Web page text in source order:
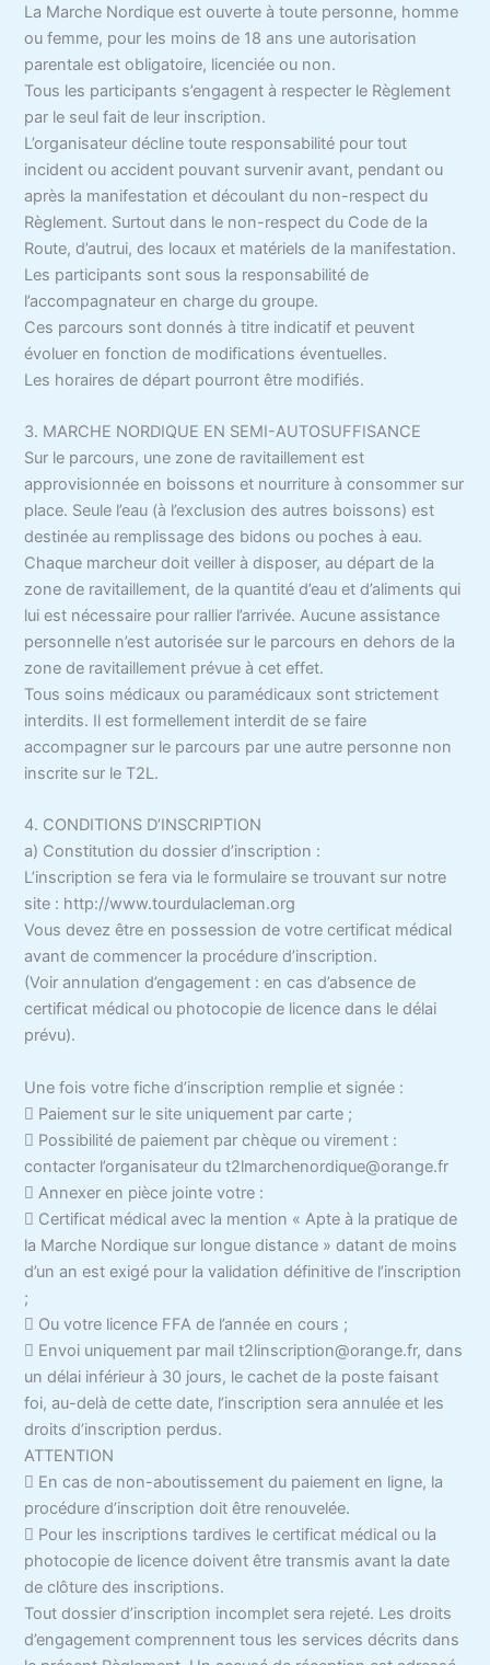
La Marche Nordique est ouverte à toute personne, homme
ou femme, pour les moins de 18 ans une autorisation
parentale est obligatoire, licenciée ou non.
Tous les participants s’engagent à respecter le Règlement
par le seul fait de leur inscription.
L’organisateur décline toute responsabilité pour tout
incident ou accident pouvant survenir avant, pendant ou
après la manifestation et découlant du non-respect du
Règlement. Surtout dans le non-respect du Code de la
Route, d’autrui, des locaux et matériels de la manifestation.
Les participants sont sous la responsabilité de
l’accompagnateur en charge du groupe.
Ces parcours sont donnés à titre indicatif et peuvent
évoluer en fonction de modifications éventuelles.
Les horaires de départ pourront être modifiés.
3. MARCHE NORDIQUE EN SEMI-AUTOSUFFISANCE
Sur le parcours, une zone de ravitaillement est
approvisionnée en boissons et nourriture à consommer sur
place. Seule l’eau (à l’exclusion des autres boissons) est
destinée au remplissage des bidons ou poches à eau.
Chaque marcheur doit veiller à disposer, au départ de la
zone de ravitaillement, de la quantité d’eau et d’aliments qui
lui est nécessaire pour rallier l’arrivée. Aucune assistance
personnelle n’est autorisée sur le parcours en dehors de la
zone de ravitaillement prévue à cet effet.
Tous soins médicaux ou paramédicaux sont strictement
interdits. Il est formellement interdit de se faire
accompagner sur le parcours par une autre personne non
inscrite sur le T2L.
4. CONDITIONS D’INSCRIPTION
a) Constitution du dossier d’inscription :
L’inscription se fera via le formulaire se trouvant sur notre
site : http://www.tourdulacleman.org
Vous devez être en possession de votre certificat médical
avant de commencer la procédure d’inscription.
(Voir annulation d’engagement : en cas d’absence de
certificat médical ou photocopie de licence dans le délai
prévu).
Une fois votre fiche d’inscription remplie et signée :
 Paiement sur le site uniquement par carte ;
 Possibilité de paiement par chèque ou virement :
contacter l’organisateur du t2lmarchenordique@orange.fr
 Annexer en pièce jointe votre :
 Certificat médical avec la mention « Apte à la pratique de
la Marche Nordique sur longue distance » datant de moins
d’un an est exigé pour la validation définitive de l’inscription
;
 Ou votre licence FFA de l’année en cours ;
 Envoi uniquement par mail t2linscription@orange.fr, dans
un délai inférieur à 30 jours, le cachet de la poste faisant
foi, au-delà de cette date, l’inscription sera annulée et les
droits d’inscription perdus.
ATTENTION
 En cas de non-aboutissement du paiement en ligne, la
procédure d’inscription doit être renouvelée.
 Pour les inscriptions tardives le certificat médical ou la
photocopie de licence doivent être transmis avant la date
de clôture des inscriptions.
Tout dossier d’inscription incomplet sera rejeté. Les droits
d’engagement comprennent tous les services décrits dans